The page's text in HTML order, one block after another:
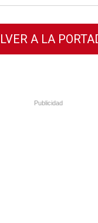
A LA
Publicidad